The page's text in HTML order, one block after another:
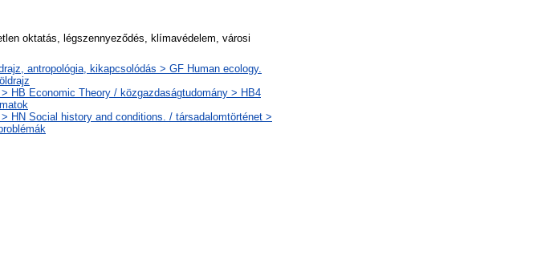
oktatás, légszennyeződés, klímavédelem, városi
antropológia, kikapcsolódás > GF Human ecology.
HB Economic Theory / közgazdaságtudomány > HB4
HN Social history and conditions. / társadalomtörténet >